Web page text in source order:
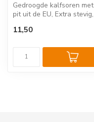
Gedroogde kalfsoren met
pit uit de EU, Extra stevig,
toevoe...
11,50